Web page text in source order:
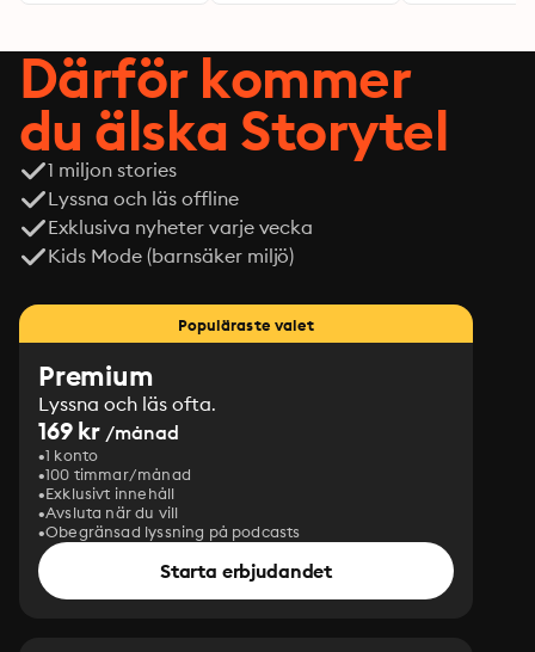
Därför kommer
du älska Storytel
1 miljon stories
Lyssna och läs offline
Exklusiva nyheter varje vecka
Kids Mode (barnsäker miljö)
Populäraste valet
Premium
Lyssna och läs ofta.
169 kr /månad
1 konto
100 timmar/månad
Exklusivt innehåll
Avsluta när du vill
Obegränsad lyssning på podcasts
Starta erbjudandet